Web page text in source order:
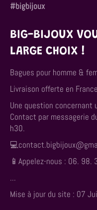
#bigbijoux
BIG-BIJOUX
LARGE CHOIX !
Bagues pour homme &
Livraison offerte en
Une question concernant
Contact par messagerie
h30.
📱Appelez-nous : 06. 98.
...
Mise à jour du site : 07